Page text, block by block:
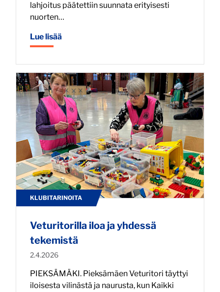
lahjoitus päätettiin suunnata erityisesti
nuorten…
Lue lisää
KLUBITARINOITA
Veturitorilla iloa ja yhdessä
tekemistä
Julkaistu:
2.4.2026
PIEKSÄMÄKI. Pieksämäen Veturitori täyttyi
iloisesta vilinästä ja naurusta, kun Kaikki